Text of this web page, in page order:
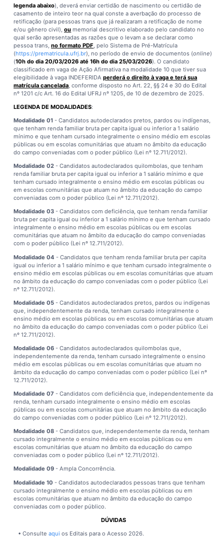
legenda abaixo), deverá enviar certidão de nascimento ou certidão de
casamento de inteiro teor na qual conste a averbação do processo de
retificação (para pessoas trans que já realizaram a retificação de nome
e/ou gênero civil),ou memorial descritivo elaborado pelo candidato no
qual serão apresentadas as razões que o levam a se declarar como
pessoa trans,no formato PDF , pelo Sistema de Pré-Matrícula
(https://prematricula.ufrj.br), no período de envio de documentos (online)
(10h do dia 20/03/2026 até 16h do dia 25/03/2026). O candidato
classificado em vaga de Ação Afirmativa na modalidade 10 que tiver sua
elegibilidade à vaga INDEFERIDAperderá o direito à vaga e terá sua
matrícula cancelada , conforme disposto no Art. 22, §§ 24 e 30 do Edital
nº 1201 c/c Art. 16 do Edital UFRJ nº 1205, de 10 de dezembro de 2025.
LEGENDA DE MODALIDADES:
Modalidade 01 - Candidatos autodeclarados pretos, pardos ou indígenas,
que tenham renda familiar bruta per capita igual ou inferior a 1 salário
mínimo e que tenham cursado integralmente o ensino médio em escolas
públicas ou em escolas comunitárias que atuam no âmbito da educação
do campo conveniadas com o poder público (Lei nº 12.711/2012).
Modalidade 02 - Candidatos autodeclarados quilombolas, que tenham
renda familiar bruta per capita igual ou inferior a 1 salário mínimo e que
tenham cursado integralmente o ensino médio em escolas públicas ou
em escolas comunitárias que atuam no âmbito da educação do campo
conveniadas com o poder público (Lei nº 12.711/2012).
Modalidade 03 - Candidatos com deficiência, que tenham renda familiar
bruta per capita igual ou inferior a 1 salário mínimo e que tenham cursado
integralmente o ensino médio em escolas públicas ou em escolas
comunitárias que atuam no âmbito da educação do campo conveniadas
com o poder público (Lei nº 12.711/2012).
Modalidade 04 - Candidatos que tenham renda familiar bruta per capita
igual ou inferior a 1 salário mínimo e que tenham cursado integralmente o
ensino médio em escolas públicas ou em escolas comunitárias que atuam
no âmbito da educação do campo conveniadas com o poder público (Lei
nº 12.711/2012).
Modalidade 05 - Candidatos autodeclarados pretos, pardos ou indígenas
que, independentemente da renda, tenham cursado integralmente o
ensino médio em escolas públicas ou em escolas comunitárias que atuam
no âmbito da educação do campo conveniadas com o poder público (Lei
nº 12.711/2012).
Modalidade 06 - Candidatos autodeclarados quilombolas que,
independentemente da renda, tenham cursado integralmente o ensino
médio em escolas públicas ou em escolas comunitárias que atuam no
âmbito da educação do campo conveniadas com o poder público (Lei nº
12.711/2012).
Modalidade 07 - Candidatos com deficiência que, independentemente da
renda, tenham cursado integralmente o ensino médio em escolas
públicas ou em escolas comunitárias que atuam no âmbito da educação
do campo conveniadas com o poder público (Lei nº 12.711/2012).
Modalidade 08 - Candidatos que, independentemente da renda, tenham
cursado integralmente o ensino médio em escolas públicas ou em
escolas comunitárias que atuam no âmbito da educação do campo
conveniadas com o poder público (Lei nº 12.711/2012).
Modalidade 09 - Ampla Concorrência.
Modalidade 10 - Candidatos autodeclarados pessoas trans que tenham
cursado integralmente o ensino médio em escolas públicas ou em
escolas comunitárias que atuam no âmbito da educação do campo
conveniadas com o poder público.
DÚVIDAS
• Consulteaqui os Editais para o Acesso 2026.